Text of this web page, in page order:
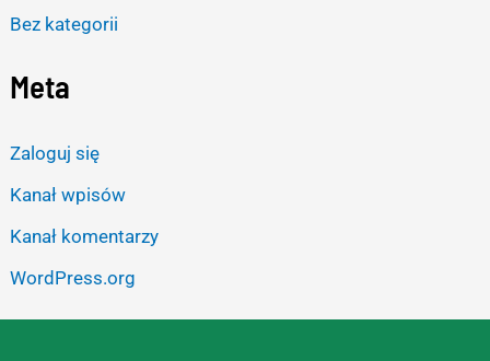
Bez kategorii
Meta
Zaloguj się
Kanał wpisów
Kanał komentarzy
WordPress.org